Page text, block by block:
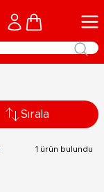
Cart
Sırala
1 ürün bulundu